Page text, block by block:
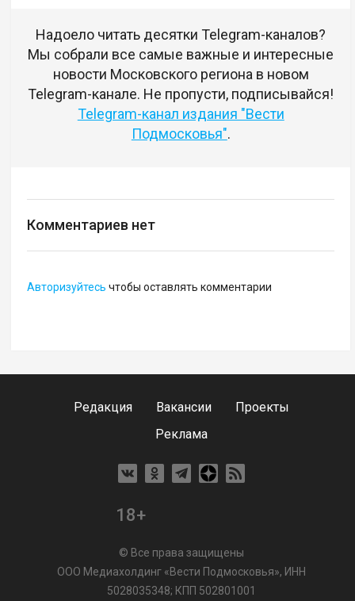
Надоело читать десятки Telegram-каналов?
Мы собрали все самые важные и интересные
новости Московского региона в новом
Telegram-канале. Не пропусти, подписывайся!
Telegram-канал издания "Вести
Подмосковья".
Комментариев нет
Авторизуйтесь чтобы оставлять комментарии
Редакция Вакансии
Проекты
Реклама
18+
© Все права защищены
ООО Медиахолдинг «Вести Подмосковья», ИНН
5028035348; КПП 502801001